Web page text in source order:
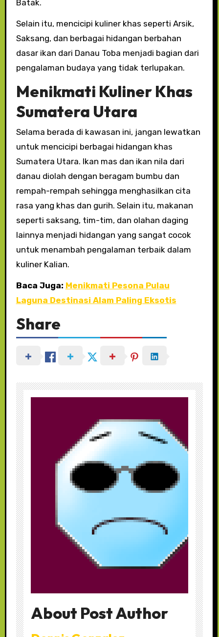
Batak.
Selain itu, mencicipi kuliner khas seperti Arsik,
Saksang, dan berbagai hidangan berbahan
dasar ikan dari Danau Toba menjadi bagian dari
pengalaman budaya yang tidak terlupakan.
Menikmati Kuliner Khas
Sumatera Utara
Selama berada di kawasan ini, jangan lewatkan
untuk mencicipi berbagai hidangan khas
Sumatera Utara. Ikan mas dan ikan nila dari
danau diolah dengan beragam bumbu dan
rempah-rempah sehingga menghasilkan cita
rasa yang khas dan gurih. Selain itu, makanan
seperti saksang, tim-tim, dan olahan daging
lainnya menjadi hidangan yang sangat cocok
untuk menambah pengalaman terbaik dalam
kuliner Kalian.
Baca Juga: Menikmati Pesona Pulau
Laguna Destinasi Alam Paling Eksotis
Share
About Post Author